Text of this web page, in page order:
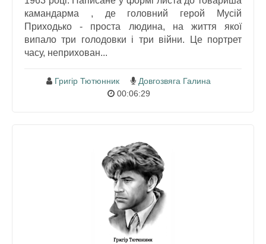
камандарма , де головний герой Мусій
Приходько - проста людина, на життя якої
випало три голодовки і три війни. Це портрет
часу, неприхован...
Григір Тютюнник
Довгозвяга Галина
00:06:29